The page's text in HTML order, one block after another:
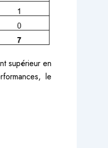
supérieur en
le